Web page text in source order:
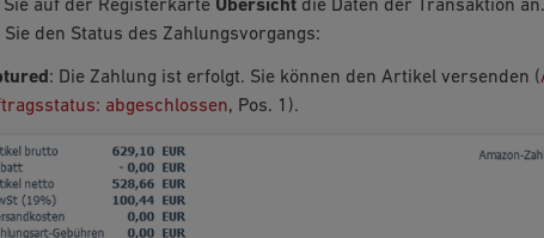
Sie auf der Registerkarte Übersichtdie Daten der Transaktion an.
Sie den Status des Zahlungsvorgangs:
: Die Zahlung ist erfolgt. Sie können den Artikel versenden (
abgeschlossen, Pos. 1).